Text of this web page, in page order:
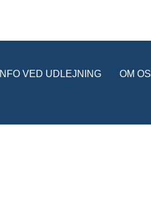
INFO VED UDLEJNING OM OS